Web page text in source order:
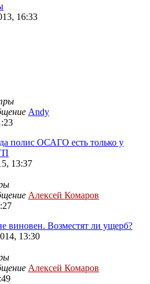
16:33
Andy
полис ОСАГО есть только у
13:37
Алексей Комаров
виновен. Возместят ли ущерб?
13:30
Алексей Комаров